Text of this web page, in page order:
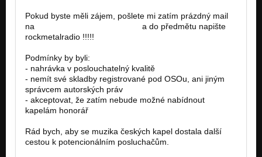
Pokud byste měli zájem, pošlete mi zatím prázdný mail
na
a do předmětu napište
rockmetalradio !!!!!
Podmínky by byli:
- nahrávka v poslouchatelný kvalitě
- nemít své skladby registrované pod OSOu, ani jiným
správcem autorských práv
- akceptovat, že zatím nebude možné nabídnout
kapelám honorář
Rád bych, aby se muzika českých kapel dostala další
cestou k potencionálním posluchačům.